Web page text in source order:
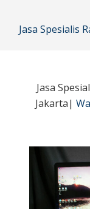
Jasa Spesialis
Jasa
Jakarta|